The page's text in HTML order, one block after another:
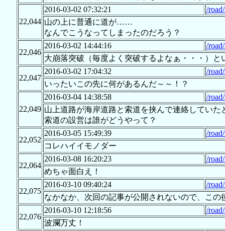
22,044
2016-03-02 07:32:21
/
山の上に普通に道が……
なんでこうなってしまったのだろう？
22,046
2016-03-02 14:44:16
/
大崩落突破（毎度よく突破するよなぁ・・・）
22,047
2016-03-02 17:04:32
/
いったいこの先に何があるんだ～～！？
22,049
2016-03-04 14:38:58
/
山上道路が海岸道路と索道を挟んで連絡していた
索道の設営は誰がどうやって？
22,052
2016-03-05 15:49:39
/
コレハイイモノダー
22,064
2016-03-08 16:20:23
/
めちゃ面白え！
22,075
2016-03-10 09:40:24
/
なかなか、次回の記事が公開されないので、こ
22,076
2016-03-10 12:18:56
/
波瀾万丈！